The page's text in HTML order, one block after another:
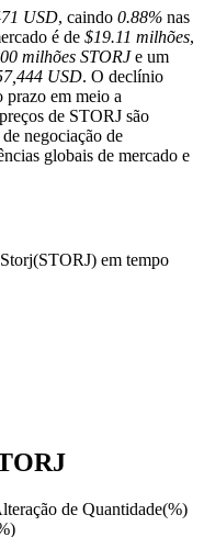
preciosos e commodities
USD, caindo 0.88% nas
é de $19.11 milhões,
milhões STORJe um
USD. O declínio
prazo em meio a
de STORJ são
negociação de
globais de mercado e
em tempo
de Quantidade(%)